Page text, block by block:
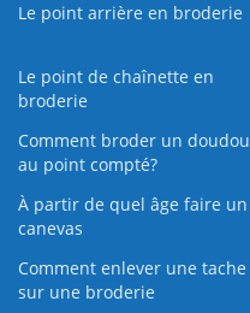
Le point arrière en broderie
Le point de chaînette en
broderie
Comment broder un doudou
au point compté?
À partir de quel âge faire un
canevas
Comment enlever une tache
sur une broderie